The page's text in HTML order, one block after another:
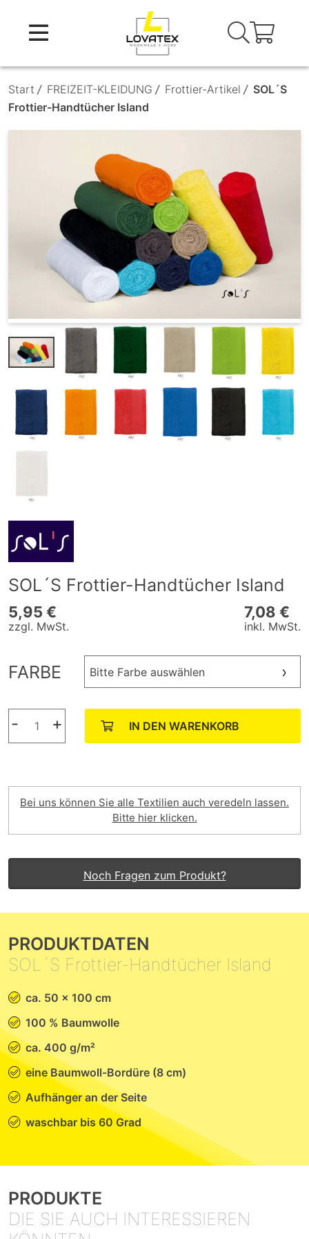
content
Start / FREIZEIT-KLEIDUNG / Frottier-Artikel / SOL´S
Frottier-Handtücher Island
SOL´S Frottier-Handtücher Island
5,95 €
zzgl. MwSt.
7,08 €
inkl. MwSt.
FARBE Bitte Farbe auswählen
- + IN DEN WARENKORB
Bei uns können Sie alle Textilien auch veredeln lassen.
Bitte hier klicken.
Noch Fragen zum Produkt?
PRODUKTDATEN
SOL´S Frottier-Handtücher Island
ca. 50 x 100 cm
100 % Baumwolle
ca. 400 g/m²
eine Baumwoll-Bordüre (8 cm)
Aufhänger an der Seite
waschbar bis 60 Grad
PRODUKTE
DIE SIE AUCH INTERESSIEREN